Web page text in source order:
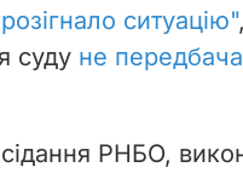
ситуацію"
суду не
РНБО,